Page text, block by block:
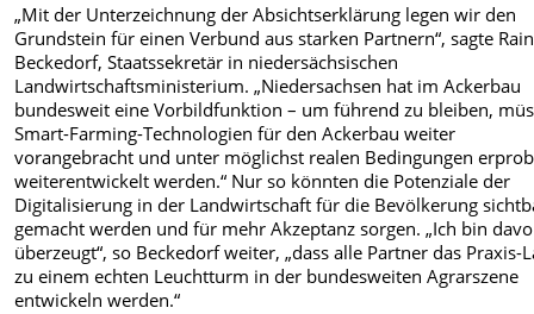
„Mit der Unterzeichnung der Absichtserklärung legen wir den
Grundstein für einen Verbund aus starken Partnern“, sagte
Beckedorf, Staatssekretär in niedersächsischen
Landwirtschaftsministerium. „Niedersachsen hat im Ackerbau
bundesweit eine Vorbildfunktion – um führend zu bleiben,
Smart-Farming-Technologien für den Ackerbau weiter
vorangebracht und unter möglichst realen Bedingungen
weiterentwickelt werden.“ Nur so könnten die Potenziale der
Digitalisierung in der Landwirtschaft für die Bevölkerung
gemacht werden und für mehr Akzeptanz sorgen. „Ich bin
überzeugt“, so Beckedorf weiter, „dass alle Partner das Praxis-
zu einem echten Leuchtturm in der bundesweiten Agrarszene
entwickeln werden.“